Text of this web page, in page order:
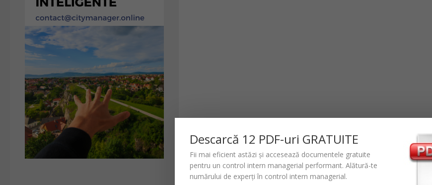
Descarcă 12 PDF-uri GRATUITE
Fii mai eficient astăzi și accesează documentele gratuite
pentru un control intern managerial performant. Alătură-te
numărului de experți în control intern managerial.